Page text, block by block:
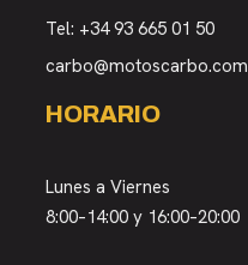
Tel: +34 93 665 01 50
carbo@motoscarbo.com
HORARIO
Lunes a Viernes
8:00–14:00 y 16:00–20:00